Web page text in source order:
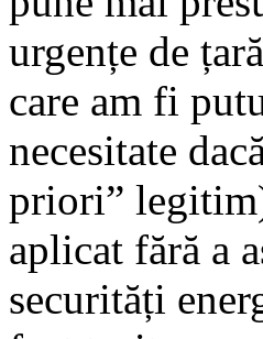
urgențe de
care am fi
necesitate
priori”
aplicat fără a
securități